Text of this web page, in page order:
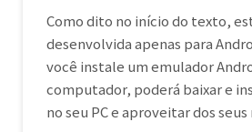
Como dito no início do texto,
desenvolvida apenas para
você instale um emulador
computador, poderá baixar e
no seu PC e aproveitar dos seus